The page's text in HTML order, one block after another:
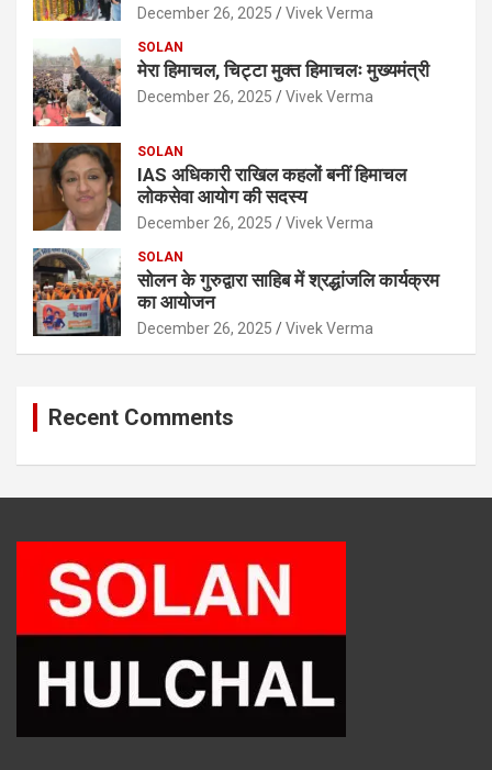
December 26, 2025 Vivek Verma
SOLAN
मेरा हिमाचल, चिट्टा मुक्त हिमाचलः मुख्यमंत्री
December 26, 2025 Vivek Verma
SOLAN
IAS अधिकारी राखिल कहलों बनीं हिमाचल
लोकसेवा आयोग की सदस्य
December 26, 2025 Vivek Verma
SOLAN
सोलन के गुरुद्वारा साहिब में श्रद्धांजलि कार्यक्रम
का आयोजन
December 26, 2025 Vivek Verma
Recent Comments